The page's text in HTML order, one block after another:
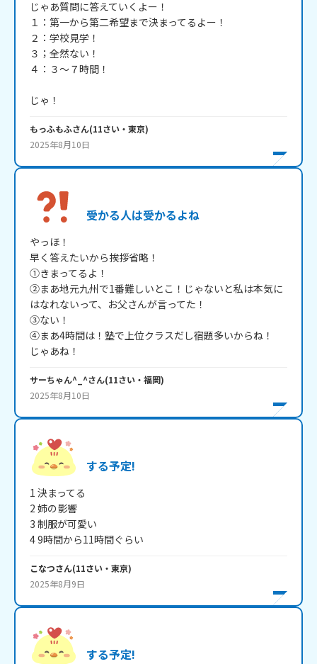
じゃあ質問に答えていくよー！
１：第一から第二希望まで決まってるよー！
２：学校見学！
３；全然ない！
４：３～７時間！
じゃ！
もっふもふさん(11さい・ 東京)
2025年8月10日
受かる人は受かるよね
やっほ！
早く答えたいから挨拶省略！
①きまってるよ！
②まあ地元九州で1番難しいとこ！じゃないと私は本気に
はなれないって、お父さんが言ってた！
③ない！
④まあ4時間は！塾で上位クラスだし宿題多いからね！
じゃあね！
サーちゃん^_^さん(11さい・ 福岡)
2025年8月10日
する予定!
1 決まってる
2 姉の影響
3 制服が可愛い
4 9時間から11時間ぐらい
こなつさん(11さい・ 東京)
2025年8月9日
する予定!